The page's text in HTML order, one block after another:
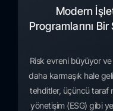
Modern
Programlarını
Risk evreni büyüyor
daha karmaşık hale
tehditler, üçüncü taraf
yönetişim (ESG) gibi